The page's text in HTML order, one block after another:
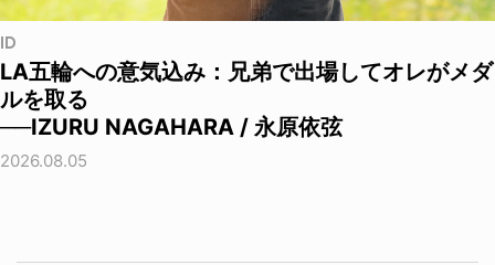
ID
LA五輪への意気込み：兄弟で出場してオレがメダ
ルを取る
──IZURU NAGAHARA / 永原依弦
2026.08.05